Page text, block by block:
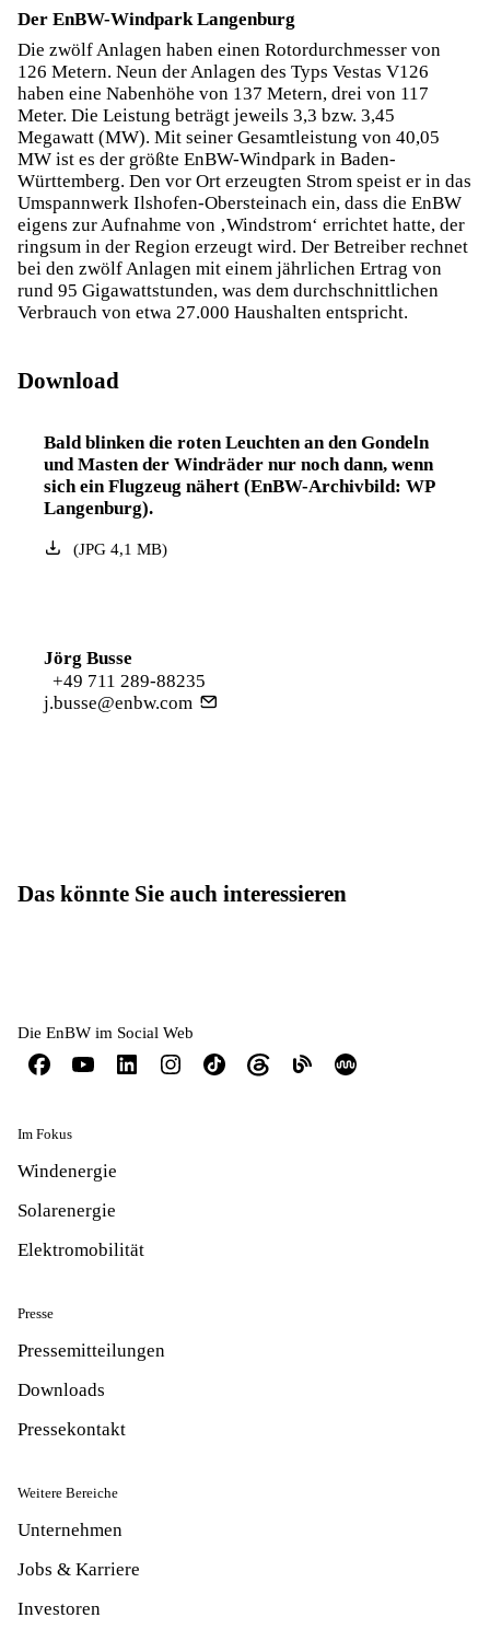
Der EnBW-Windpark Langenburg
Die zwölf Anlagen haben einen Rotordurchmesser von
126 Metern. Neun der Anlagen des Typs Vestas V126
haben eine Nabenhöhe von 137 Metern, drei von 117
Meter. Die Leistung beträgt jeweils 3,3 bzw. 3,45
Megawatt (MW). Mit seiner Gesamtleistung von 40,05
MW ist es der größte EnBW-Windpark in Baden-
Württemberg. Den vor Ort erzeugten Strom speist er in das
Umspannwerk Ilshofen-Obersteinach ein, dass die EnBW
eigens zur Aufnahme von ‚Windstrom‘ errichtet hatte, der
ringsum in der Region erzeugt wird. Der Betreiber rechnet
bei den zwölf Anlagen mit einem jährlichen Ertrag von
rund 95 Gigawattstunden, was dem durchschnittlichen
Verbrauch von etwa 27.000 Haushalten entspricht.
Download
Bald blinken die roten Leuchten an den Gondeln
und Masten der Windräder nur noch dann, wenn
sich ein Flugzeug nähert (EnBW-Archivbild: WP
Langenburg).
(JPG4,1 MB)
Jörg Busse
+49 711 289-88235
j.busse@enbw.com
Das könnte Sie auch interessieren
Die EnBW im Social Web
Im Fokus
Windenergie
Solarenergie
Elektromobilität
Presse
Pressemitteilungen
Downloads
Pressekontakt
Weitere Bereiche
Unternehmen
Jobs & Karriere
Investoren